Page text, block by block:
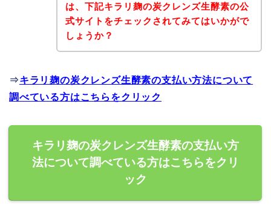
は、下記キラリ麹の炭クレンズ生酵素の公
式サイトをチェックされてみてはいかがで
しょうか？
⇒キラリ麹の炭クレンズ生酵素の支払い方法について
調べている方はこちらをクリック
キラリ麹の炭クレンズ生酵素の支払い方
法について調べている方はこちらをクリ
ック